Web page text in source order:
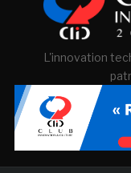
L'innovation